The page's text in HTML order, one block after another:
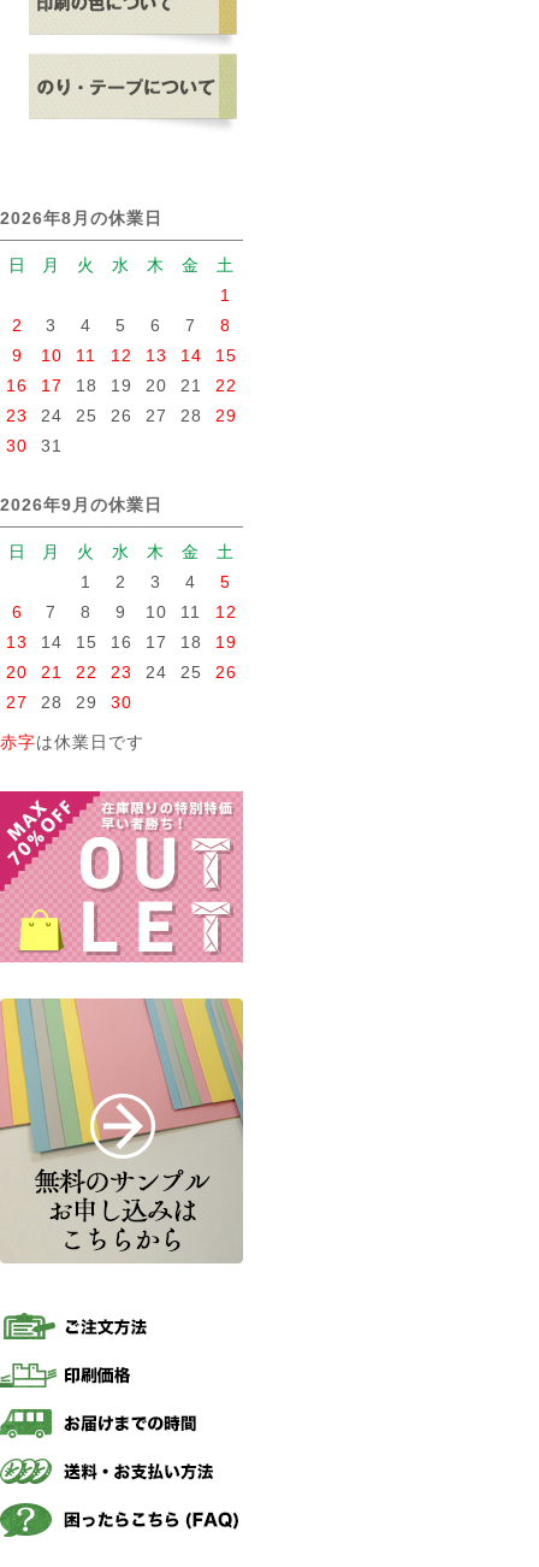
2026年8月の休業日
日 月 火 水 木 金
土
1
2
3 4 5 6 7
8
9
10 11 12 13 14
15
16
17 18 19 20 21
22
23
24 25 26 27 28
29
30
31
2026年9月の休業日
日 月 火 水 木 金
土
1
2 3 4
5
6
7 8 9 10 11
12
13
14 15 16 17 18
19
20
21 22 23 24 25
26
27
28 29 30
赤字は休業日です